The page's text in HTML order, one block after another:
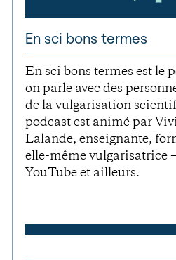
En sci bons termes
En sci bons termes est le
on parle avec des
de la vulgarisation
podcast est animé par
Lalande, enseignante,
elle-même vulgarisatrice
YouTube et ailleurs.